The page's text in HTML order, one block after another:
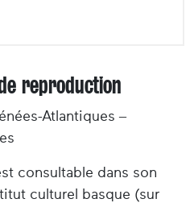
reproduction
Atlantiques –
consultable dans son
culturel basque (sur